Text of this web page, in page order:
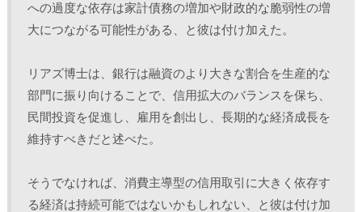
への過度な依存は家計債務の増加や財政的な脆弱性の増
大につながる可能性がある、と彼は付け加えた。
リアズ博士は、銀行は融資のより大きな割合を生産的な
部門に振り向けることで、信用拡大のバランスを保ち、
民間投資を促進し、雇用を創出し、長期的な経済成長を
維持すべきだと述べた。
そうでなければ、消費主導型の信用取引に大きく依存す
る経済は持続可能ではないかもしれない、と彼は付け加